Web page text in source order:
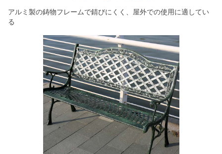
アルミ製の鋳物フレームで錆びにくく、屋外での使用に適してい
る